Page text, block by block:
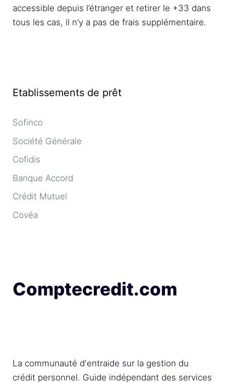
accessible depuis l’étranger et retirer le +33 dans
tous les cas, il n’y a pas de frais supplémentaire.
Etablissements de prêt
Sofinco
Société Générale
Cofidis
Banque Accord
Crédit Mutuel
Covéa
Comptecredit.com
La communauté d'entraide sur la gestion du
crédit personnel. Guide indépendant des services